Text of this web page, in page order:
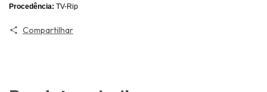
Procedência: TV-Rip
Compartilhar